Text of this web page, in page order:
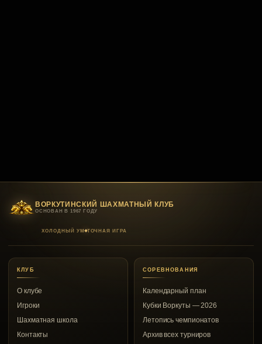
ВОРКУТИНСКИЙ ШАХМАТНЫЙ КЛУБ
ОСНОВАН В 1967 ГОДУ
ХОЛОДНЫЙ УМ ТОЧНАЯ ИГРА
КЛУБ
О клубе
Игроки
Шахматная школа
Контакты
СОРЕВНОВАНИЯ
Календарный план
Кубки Воркуты — 2026
Летопись чемпионатов
Архив всех турниров